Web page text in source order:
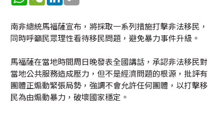
南非總統馬福薩宣布，將採取一系列措施打擊非法移民，
同時呼籲民眾理性看待移民問題，避免暴力事件升級。
馬福薩在當地時間周日晚發表全國講話，承認非法移民對
當地公共服務造成壓力，但不是經濟問題的根源，批評有
團體正煽動緊張局勢，強調不會允許任何團體，以打擊移
民為由煽動暴力，破壞國家穩定。